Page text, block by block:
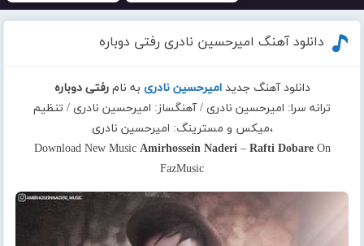
دانلود آهنگ امیرحسین نادری رفتی دوباره
دانلود آهنگ جدیدامیرحسین نادری به نامرفتی دوباره
ترانه سرا: امیرحسین نادری / آهنگساز: امیرحسین نادری / تنظیم
،میکس و مسترینگ: امیرحسین نادری
Download New Music Amirhossein Naderi– Rafti DobareOn
FazMusic